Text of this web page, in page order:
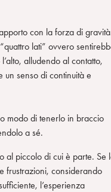
con la forza di
lati” ovvero
alludendo al contatto,
un senso di continuità e
modo di tenerlo in braccio
a sé.
al piccolo di cui è parte. Se
frustrazioni, considerando
l’esperienza